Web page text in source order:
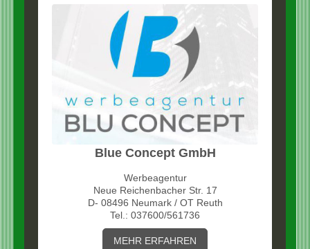
Blue Concept GmbH
Werbeagentur
Neue Reichenbacher Str. 17
D- 08496 Neumark / OT Reuth
Tel.: 037600/561736
MEHR ERFAHREN